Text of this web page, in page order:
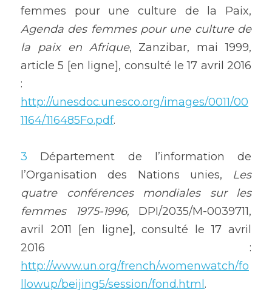
Agenda des femmes pour une culture de
la paix en Afrique, Zanzibar, mai 1999,
article 5 [en ligne], consulté le 17 avril 2016
http://unesdoc.unesco.org/images/0011/00
1164/116485Fo.pdf.
3 Département de l’information de
l’Organisation des Nations unies, Les
quatre conférences mondiales sur les
femmes 1975-1996, DPI/2035/M-0039711,
avril 2011 [en ligne], consulté le 17 avril
http://www.un.org/french/womenwatch/fo
llowup/beijing5/session/fond.html .